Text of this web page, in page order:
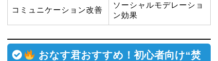
コミュニケーション改善
ソーシャルモデレーショ
ン効果
おなす君おすすめ！初心者向け“焚